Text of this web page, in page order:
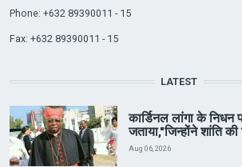
Phone: +632 89390011 - 15
Fax: +632 89390011 - 15
LATEST
कार्डिनल लांगा के निधन
जताया,"जिन्होंने शांति
Aug 06, 2026